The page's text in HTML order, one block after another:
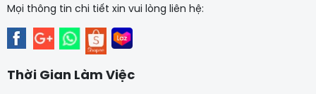
Mọi thông tin chi tiết xin vui lòng liên hệ:
Thời Gian Làm Việc